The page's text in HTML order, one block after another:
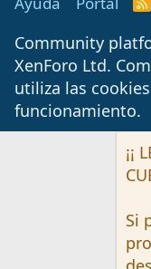
S
Community
XenForo Ltd.
utiliza las
funcionamiento.
¡¡
Si